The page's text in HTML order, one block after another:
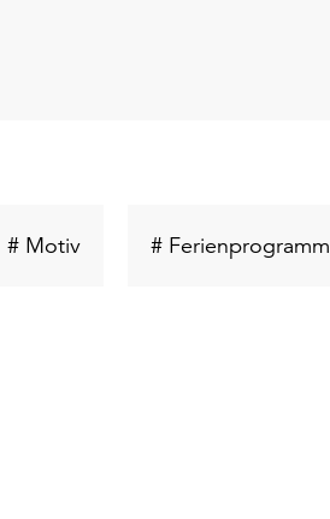
# MotivSchlüsselwort# Ferienprogramm